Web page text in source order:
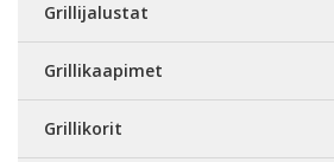
Grillijalustat
Grillikaapimet
Grillikorit